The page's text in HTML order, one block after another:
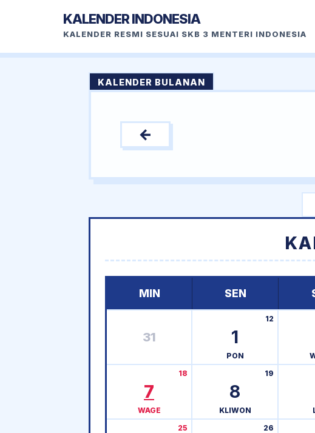
KALENDER INDONESIA
KALENDER RESMI SESUAI SKB 3 MENTERI INDONESIA
KALENDER BULANAN
←
MIN SEN
31 1
12
PON
7
18
WAGE
8
19
KLIWON
25 26